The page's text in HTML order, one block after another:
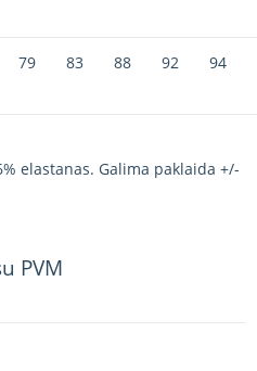
79 83 88 92 94
elastanas. Galima paklaida +/-
PVM